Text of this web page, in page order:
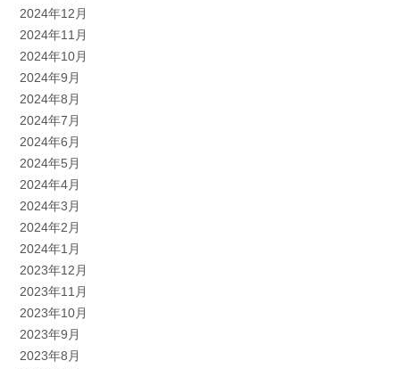
2024年12月
2024年11月
2024年10月
2024年9月
2024年8月
2024年7月
2024年6月
2024年5月
2024年4月
2024年3月
2024年2月
2024年1月
2023年12月
2023年11月
2023年10月
2023年9月
2023年8月